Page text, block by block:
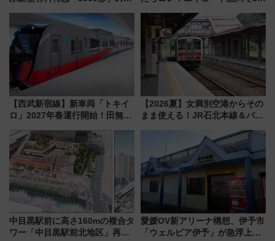
募集も実施
産スイーツとは？
【西武新宿線】新車両「トキイ
ロ」2027年春運行開始！田無・
「第2弾」も
【2026夏】女満別空港からその
まま使える！JR石北本線＆バス
ーパス」でおトクに道東観光
（8/3発売）
中目黒駅前に高さ160mの複合タ
ワー「中目黒駅前北地区」再開
愛媛OV新アリーナ構想、伊予市
「ウェルピア伊予」が急浮上！